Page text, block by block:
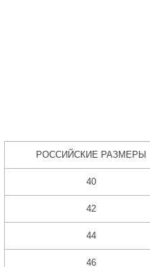
РОССИЙСКИЕ РАЗМЕРЫ
40
42
44
46